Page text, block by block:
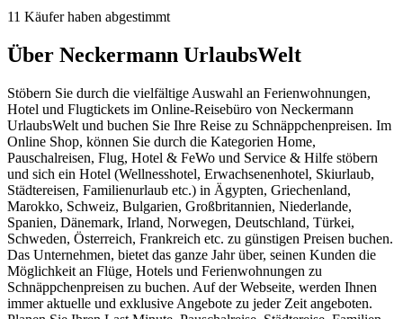
11 Käufer haben abgestimmt
Über Neckermann UrlaubsWelt
Stöbern Sie durch die vielfältige Auswahl an Ferienwohnungen,
Hotel und Flugtickets im Online-Reisebüro von Neckermann
UrlaubsWelt und buchen Sie Ihre Reise zu Schnäppchenpreisen. Im
Online Shop, können Sie durch die Kategorien Home,
Pauschalreisen, Flug, Hotel & FeWo und Service & Hilfe stöbern
und sich ein Hotel (Wellnesshotel, Erwachsenenhotel, Skiurlaub,
Städtereisen, Familienurlaub etc.) in Ägypten, Griechenland,
Marokko, Schweiz, Bulgarien, Großbritannien, Niederlande,
Spanien, Dänemark, Irland, Norwegen, Deutschland, Türkei,
Schweden, Österreich, Frankreich etc. zu günstigen Preisen buchen.
Das Unternehmen, bietet das ganze Jahr über, seinen Kunden die
Möglichkeit an Flüge, Hotels und Ferienwohnungen zu
Schnäppchenpreisen zu buchen. Auf der Webseite, werden Ihnen
immer aktuelle und exklusive Angebote zu jeder Zeit angeboten.